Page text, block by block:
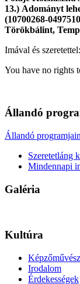
13.) Adományt
(10700268-
Törökbálint,
Imával és
You have no rights
Állandó
Állandó
Szeretetláng
Mindennapi
Galéria
Kultúra
Irodalom
Érdekességek